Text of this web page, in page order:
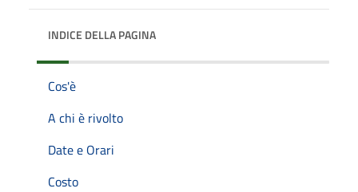
INDICE DELLA PAGINA
Cos'è
A chi è rivolto
Date e Orari
Costo